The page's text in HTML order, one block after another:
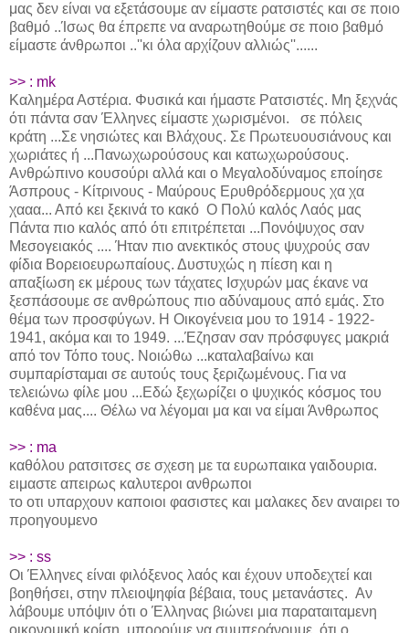
μας δεν είναι να εξετάσουμε αν είμαστε ρατσιστές και σε ποιο
βαθμό ..Ίσως θα έπρεπε να αναρωτηθούμε σε ποιο βαθμό
είμαστε άνθρωποι ..''κι όλα αρχίζουν αλλιώς''......
>> : mk
Καλημέρα Αστέρια. Φυσικά και ήμαστε Ρατσιστές. Μη ξεχνάς
ότι πάντα σαν Έλληνες είμαστε χωρισμένοι. σε πόλεις
κράτη ...Σε νησιώτες και Βλάχους. Σε Πρωτευουσιάνους και
χωριάτες ή ...Πανωχωρούσους και κατωχωρούσους.
Ανθρώπινο κουσούρι αλλά και ο Μεγαλοδύναμος εποίησε
Άσπρους - Κίτρινους - Μαύρους Ερυθρόδερμους χα χα
χααα... Από κει ξεκινά το κακό Ο Πολύ καλός Λαός μας
Πάντα πιο καλός από ότι επιτρέπεται ...Πονόψυχος σαν
Μεσογειακός .... Ήταν πιο ανεκτικός στους ψυχρούς σαν
φίδια Βορειοευρωπαίους. Δυστυχώς η πίεση και η
απαξίωση εκ μέρους των τάχατες Ισχυρών μας έκανε να
ξεσπάσουμε σε ανθρώπους πιο αδύναμους από εμάς. Στο
θέμα των προσφύγων. Η Οικογένεια μου το 1914 - 1922-
1941, ακόμα και το 1949. ...Έζησαν σαν πρόσφυγες μακριά
από τον Τόπο τους. Νοιώθω ...καταλαβαίνω και
συμπαρίσταμαι σε αυτούς τους ξεριζωμένους. Για να
τελειώνω φίλε μου ...Εδώ ξεχωρίζει ο ψυχικός κόσμος του
καθένα μας.... Θέλω να λέγομαι μα και να είμαι Άνθρωπος
>> : ma
καθόλου ρατσιτσες σε σχεση με τα ευρωπαικα γαιδουρια.
ειμαστε απειρως καλυτεροι ανθρωποι
το οτι υπαρχουν καποιοι φασιστες και μαλακες δεν αναιρει το
προηγουμενο
>> : ss
Οι Έλληνες είναι φιλόξενος λαός και έχουν υποδεχτεί και
βοηθήσει, στην πλειοψηφία βέβαια, τους μετανάστες. Αν
λάβουμε υπόψιν ότι ο Έλληνας βιώνει μια παραταιταμενη
οικονομική κρίση, μπορούμε να συμπεράνουμε ότι ο